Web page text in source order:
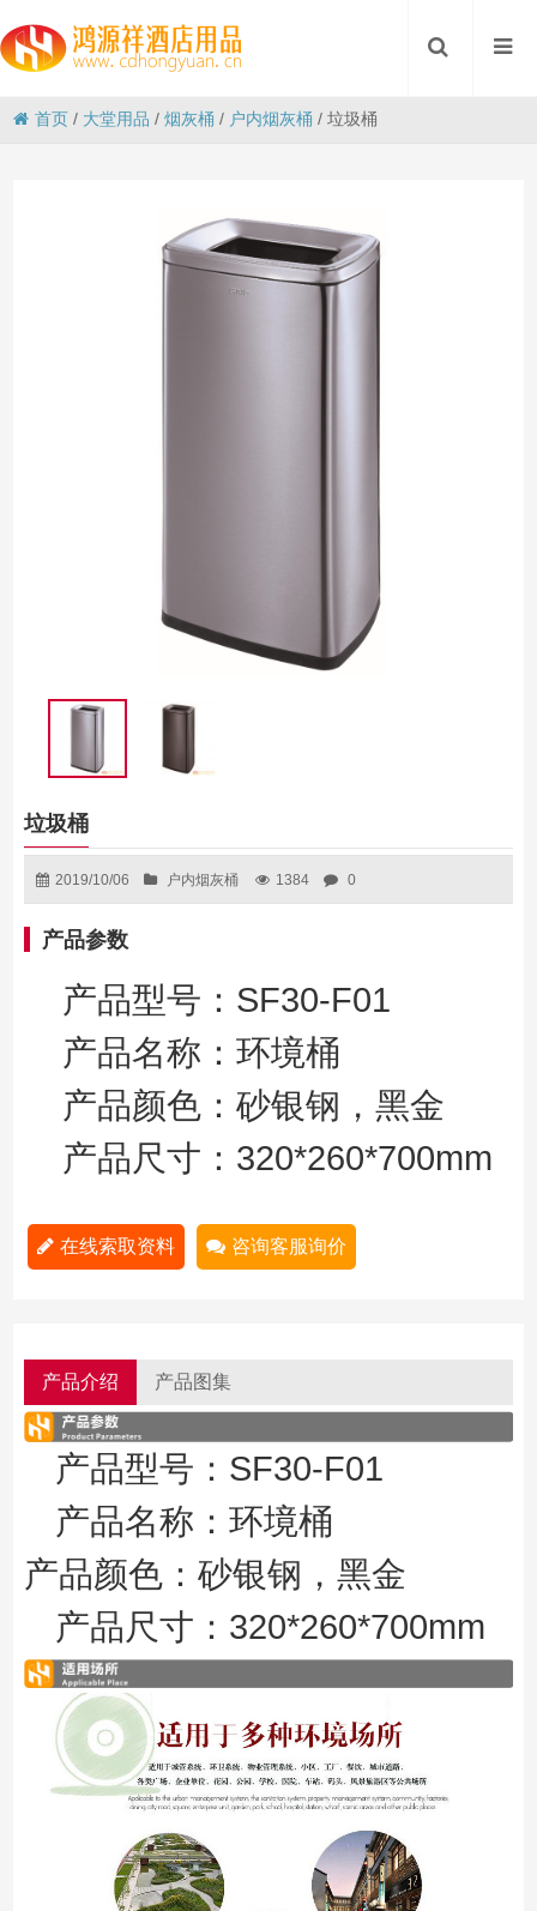
首页 / 大堂用品 /烟灰桶 / 户内烟灰桶 /垃圾桶
垃圾桶
2019/10/06 户内烟灰桶 1384 0
产品参数
产品型号： SF30-F01
产品名称：环境桶
产品颜色：砂银钢，黑金
产品尺寸： 320*260*700mm
在线索取资料 咨询客服询价
产品介绍 产品图集
产品型号： SF30-F01
产品名称：环境桶
产品颜色：砂银钢，黑金
产品尺寸： 320*260*700mm